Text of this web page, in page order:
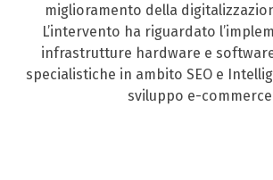
miglioramento della
L’intervento ha riguardato
infrastrutture hardware e
specialistiche in ambito SEO e
sviluppo e-commerce